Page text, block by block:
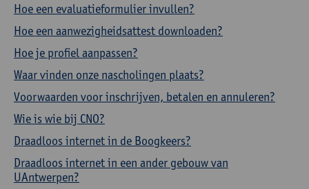
Hoe een evaluatieformulier invullen?
Hoe een aanwezigheidsattest downloaden?
Hoe je profiel aanpassen?
Waar vinden onze nascholingen plaats?
Voorwaarden voor inschrijven, betalen en annuleren?
Wie is wie bij CNO?
Draadloos internet in de Boogkeers?
Draadloos internet in een ander gebouw van
UAntwerpen?